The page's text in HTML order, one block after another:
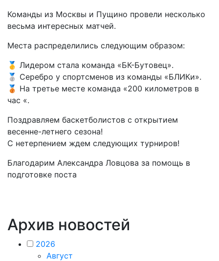
Команды из Москвы и Пущино провели несколько
весьма интересных матчей.
Места распределились следующим образом:
🥇 Лидером стала команда «БК-Бутовец».
🥈 Серебро у спортсменов из команды «БЛИКи».
🥉 На третье месте команда «200 километров в
час «.
Поздравляем баскетболистов с открытием
весенне-летнего сезона!
С нетерпением ждем следующих турниров!
Благодарим Александра Ловцова за помощь в
подготовке поста
Архив новостей
2026
Август